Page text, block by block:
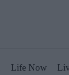
Life Now